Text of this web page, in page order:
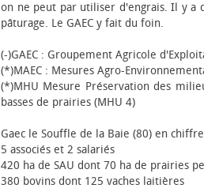
on ne peut par utiliser d'engrais. Il y a
pâturage. Le GAEC y fait du foin.
(-)GAEC : Groupement Agricole
(*)MAEC : Mesures Agro-
(*)MHU Mesure Préservation des
basses de prairies (MHU 4)
Gaec le Souffle de la Baie (80) en
5 associés et 2 salariés
420 ha de SAU dont 70 ha de prairies
380 bovins dont 125 vaches laitières